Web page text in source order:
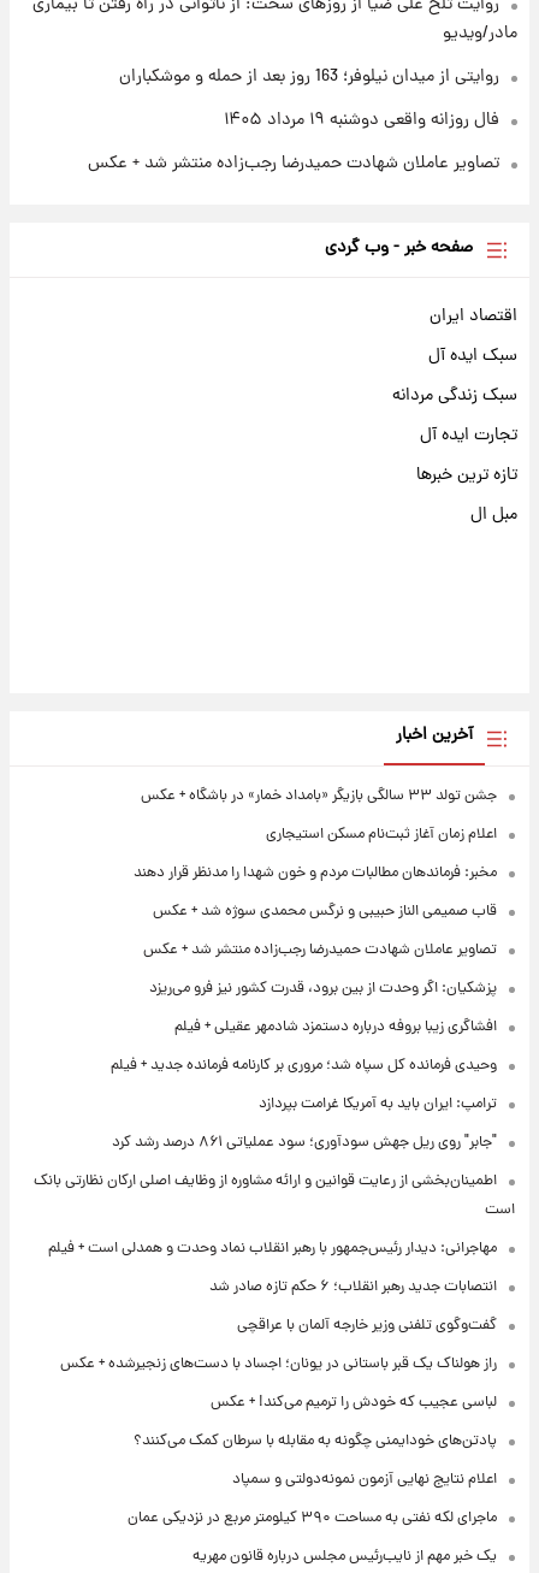
مادر/ویدیو
روایتی از میدان نیلوفر؛ 163 روز بعد از حمله و موشکباران
فال روزانه واقعی دوشنبه ۱۹ مرداد ۱۴۰۵
تصاویر عاملان شهادت حمیدرضا رجب‌زاده منتشر شد + عکس
صفحه خبر - وب گردی
اقتصاد ایران
سبک ایده آل
سبک زندگی مردانه
تجارت ایده آل
تازه ترین خبرها
مبل ال
آخرین اخبار
جشن تولد ۳۳ سالگی بازیگر «بامداد خمار» در باشگاه + عکس
اعلام زمان آغاز ثبت‌نام مسکن استیجاری
مخبر: فرماندهان مطالبات مردم و خون شهدا را مدنظر قرار دهند
قاب صمیمی الناز حبیبی و نرگس محمدی سوژه شد + عکس
تصاویر عاملان شهادت حمیدرضا رجب‌زاده منتشر شد + عکس
پزشکیان: اگر وحدت از بین برود، قدرت کشور نیز فرو می‌ریزد
افشاگری زیبا بروفه درباره دستمزد شادمهر عقیلی + فیلم
وحیدی فرمانده کل سپاه شد؛ مروری بر کارنامه فرمانده جدید + فیلم
ترامپ: ایران باید به آمریکا غرامت بپردازد
"جابر" روی ریل جهش سودآوری؛ سود عملیاتی ۸۶۱ درصد رشد کرد
اطمینان‌بخشی از رعایت قوانین و ارائه مشاوره از وظایف اصلی ارکان نظارتی بانک
است
مهاجرانی: دیدار رئیس‌جمهور با رهبر انقلاب نماد وحدت و همدلی است + فیلم
انتصابات جدید رهبر انقلاب؛ ۶ حکم تازه صادر شد
گفت‌وگوی تلفنی وزیر خارجه آلمان با عراقچی
راز هولناک یک قبر باستانی در یونان؛ اجساد با دست‌های زنجیرشده + عکس
لباسی عجیب که خودش را ترمیم می‌کند! + عکس
پادتن‌های خودایمنی چگونه به مقابله با سرطان کمک می‌کنند؟
اعلام نتایج نهایی آزمون نمونه‌دولتی و سمپاد
ماجرای لکه نفتی به مساحت ۳۹۰ کیلومتر مربع در نزدیکی عمان
یک خبر مهم از نایب‌رئیس مجلس درباره قانون مهریه